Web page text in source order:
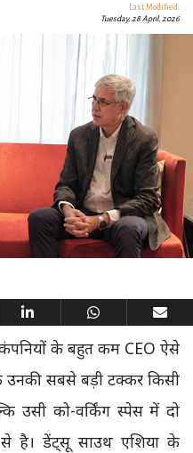
Last Modified:
Tuesday, 28 April, 2026
कंपनियों के बहुत कम CEO ऐसे
उनकी सबसे बड़ी टक्कर किसी
उसी को-वर्किंग स्पेस में दो
से है। डेंट्सू साउथ एशिया के